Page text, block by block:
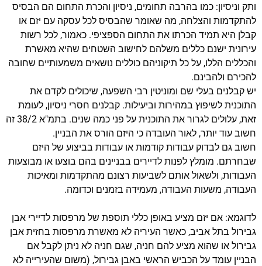
ותק וניסיון: כמו בהרבה תחומים, ניסיון והכרת התחום הם הבסיס
להתקדמות והצלחה, מה שאומר שהבסיס לכל עסקה עם יזם או
קבלן היא תמיד הכרתו את התחום הספציפי. כאמור, לכל רשות
עירונית ישנם כללים משלהם לחישוב השטחים שהיא מאשרת
והכללים הללו, על כל תיקוניהם כוללים נושאים משמעותיים שחובה
להכירם ולהבינם.
יש קבלנים בעלי שם ומוניטין רבי השפעה, שיכולים לקדם את
התוכנית לשיפוץ במהירות וביעילות. קבלנים חסרי ניסיון, לעומת
זאת, עלולים לגרור את התוכנית על פני כמה שנים. בתמ"א 38/2 זה
חשוב עוד יותר, לאור העובדה כי היזם הורס את הבניין.
חשוב גם לבדוק עבודות קודמות או עבודות בביצוע של היזם
שבחרתם. מומלץ לפנות לדיירים בבניינים בהם בוצעו או מבוצעות
העבודות, ולשאול אותם לשביעות רצונם מהתקדמות ומאיכות
העבודה, משעות העבודה, מעמידה בזמנים וכדומה.
לדוגמא: אם יזם מציע באופן כללי תוספת של מרפסות לדיירי אבן
גבירול בתל אביב, כאשר העיריה לא מאשרת מרפסות בחזית אבן
גבירול או שהוא מציע להם חניה, שגם חניה לא ניתן לקבל אם
הבניין עומד על הכביש הראשי באבן גבירול, (משום שהעירייה לא